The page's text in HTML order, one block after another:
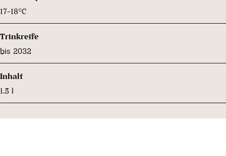
17-18°C
Trinkreife
bis 2032
Inhalt
1.5 l